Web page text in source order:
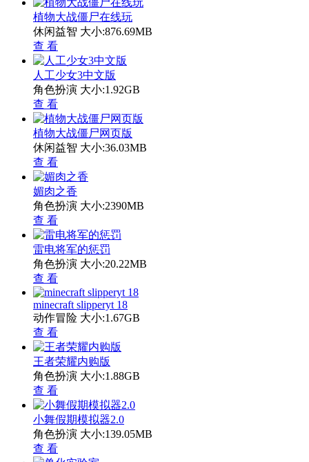
植物大战僵尸在线玩
休闲益智 大小:876.69MB
查 看
人工少女3中文版
角色扮演 大小:1.92GB
查 看
植物大战僵尸网页版
休闲益智 大小:36.03MB
查 看
媚肉之香
角色扮演 大小:2390MB
查 看
雷电将军的惩罚
角色扮演 大小:20.22MB
查 看
minecraft slipperyt 18
动作冒险 大小:1.67GB
查 看
王者荣耀内购版
角色扮演 大小:1.88GB
查 看
小舞假期模拟器2.0
角色扮演 大小:139.05MB
查 看